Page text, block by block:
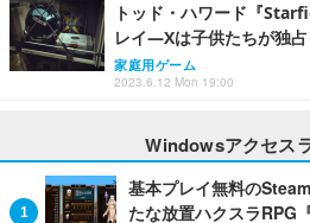
トッド・ハワード『
レイ―Xは子供たちが独占
家庭用ゲーム
2023.6.12 Mon 19:00
Windowsアクセス
基本プレイ無料の
たな放置ハクスラ